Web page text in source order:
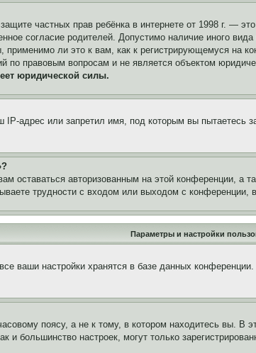
частных прав ребёнка в интернете от 1998 г. —
согласие родителей. Допустимо наличие иного
ли это к вам, как к регистрирующемуся на
по правовым вопросам и не является объектом
юридической силы.
адрес или запретил имя, под которым вы пытаетесь
оставаться авторизованным на этой конференции, а
трудности с входом или выходом с конференции,
Параметры и настройки
ваши настройки хранятся в базе данных
поясу, а не к тому, в котором находитесь вы. В
и большинство настроек, могут только